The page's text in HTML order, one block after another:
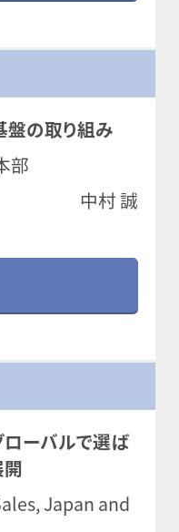
の取り組み
部
中村 誠
ーバルで選ば
Japan and